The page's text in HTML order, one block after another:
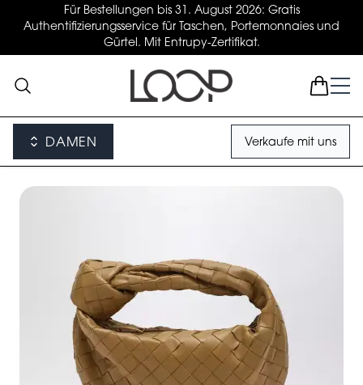
Für Bestellungen bis 31. August 2026: Gratis
Authentifizierungsservice für Taschen, Portemonnaies und
Gürtel. Mit Entrupy-Zertifikat.
DAMEN Verkaufe mit uns